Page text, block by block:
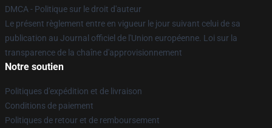
DMCA - Politique sur le droit d'auteur
Le présent règlement entre en vigueur le jour suivant celui de sa
publication au Journal officiel de l'Union européenne. Loi sur la
transparence de la chaîne d'approvisionnement
Notre soutien
Politiques d'expédition et de livraison
Conditions de paiement
Politiques de retour et de remboursement